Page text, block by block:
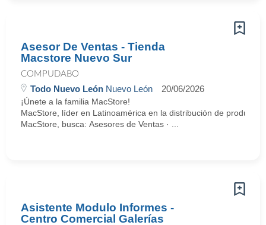
Asesor De Ventas - Tienda
Macstore Nuevo Sur
COMPUDABO
Todo Nuevo León Nuevo León 20/06/2026
¡Únete a la familia MacStore!
MacStore, líder en Latinoamérica en la distribución de
MacStore, busca: Asesores de Ventas · ...
Asistente Modulo Informes -
Centro Comercial Galerías